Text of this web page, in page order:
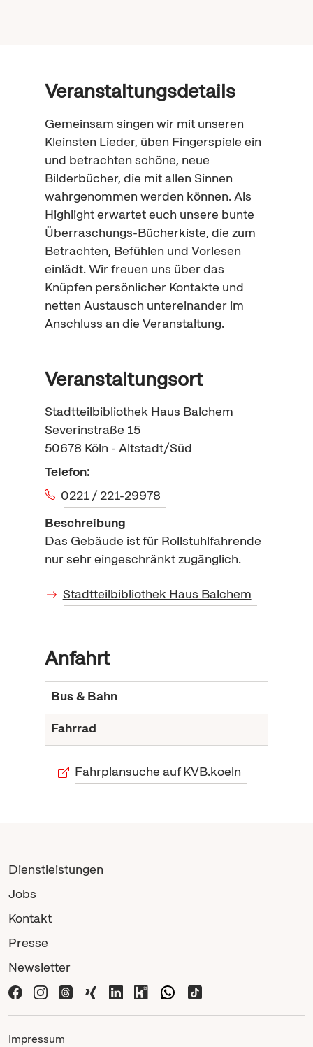
Veranstaltungsdetails
Gemeinsam singen wir mit unseren
Kleinsten Lieder, üben Fingerspiele ein
und betrachten schöne, neue
Bilderbücher, die mit allen Sinnen
wahrgenommen werden können. Als
Highlighterwartet euch unsere bunte
Überraschungs-Bücherkiste, die zum
Betrachten, Befühlen und Vorlesen
einlädt. Wir freuen uns über das
Knüpfen persönlicher Kontakte und
netten Austausch untereinander im
Anschluss an die Veranstaltung.
Veranstaltungsort
Stadtteilbibliothek Haus Balchem
Severinstraße 15
50678 Köln - Altstadt/Süd
Telefon:
0221 / 221-29978
Beschreibung
Das Gebäude ist für Rollstuhlfahrende
nur sehr eingeschränkt zugänglich.
Stadtteilbibliothek Haus Balchem
Anfahrt
Bus & Bahn
Fahrrad
Fahrplansuche auf KVB.koeln
Dienstleistungen
Jobs
Kontakt
Presse
Newsletter
Impressum